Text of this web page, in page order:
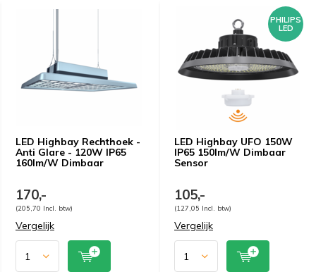
LED Highbay Rechthoek -
Anti Glare - 120W IP65
160lm/W Dimbaar
170,-
(205,70 Incl. btw)
Vergelijk
LED Highbay UFO 150W
IP65 150lm/W Dimbaar
Sensor
PHILIPS
LED
105,-
(127,05 Incl. btw)
Vergelijk